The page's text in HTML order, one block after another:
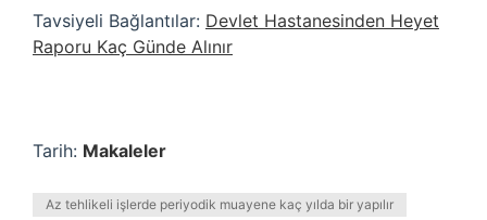
Tavsiyeli Bağlantılar: Devlet Hastanesinden Heyet
Raporu Kaç Günde Alınır
Tarih: Makaleler
Az tehlikeli işlerde periyodik muayene kaç yılda bir yapılır